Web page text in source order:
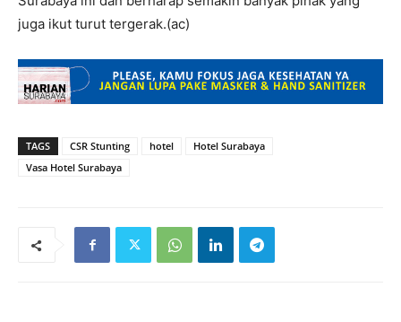
juga ikut turut tergerak.(ac)
TAGS CSR Stunting hotel
Hotel Surabaya
Vasa Hotel Surabaya